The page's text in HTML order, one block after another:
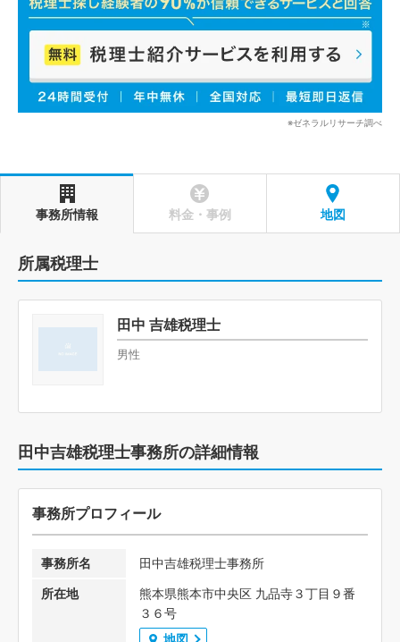
※ゼネラルリサーチ調べ
事務所情報 料金・事例 地図
所属税理士
田中 吉雄税理士
男性
田中吉雄税理士事務所の詳細情報
事務所プロフィール
事務所名
田中吉雄税理士事務所
所在地
熊本県熊本市中央区 九品寺３丁目９番
３６号
地図